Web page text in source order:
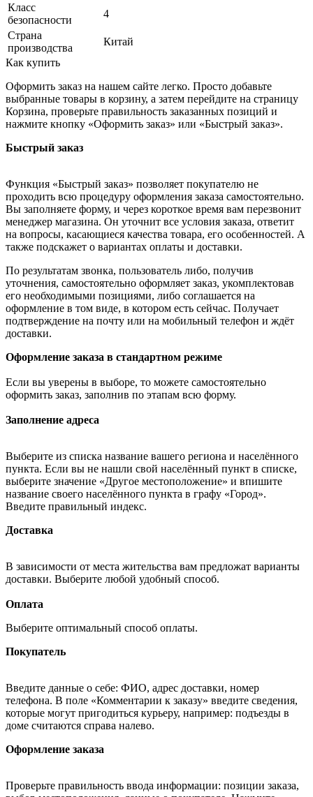
Класс
безопасности
4
Страна
производства
Китай
Как купить
Оформить заказ на нашем сайте легко. Просто добавьте
выбранные товары в корзину, а затем перейдите на страницу
Корзина, проверьте правильность заказанных позиций и
нажмите кнопку «Оформить заказ» или «Быстрый заказ».
Быстрый заказ
Функция «Быстрый заказ» позволяет покупателю не
проходить всю процедуру оформления заказа самостоятельно.
Вы заполняете форму, и через короткое время вам перезвонит
менеджер магазина. Он уточнит все условия заказа, ответит
на вопросы, касающиеся качества товара, его особенностей. А
также подскажет о вариантах оплаты и доставки.
По результатам звонка, пользователь либо, получив
уточнения, самостоятельно оформляет заказ, укомплектовав
его необходимыми позициями, либо соглашается на
оформление в том виде, в котором есть сейчас. Получает
подтверждение на почту или на мобильный телефон и ждёт
доставки.
Оформление заказа в стандартном режиме
Если вы уверены в выборе, то можете самостоятельно
оформить заказ, заполнив по этапам всю форму.
Заполнение адреса
Выберите из списка название вашего региона и населённого
пункта. Если вы не нашли свой населённый пункт в списке,
выберите значение «Другое местоположение» и впишите
название своего населённого пункта в графу «Город».
Введите правильный индекс.
Доставка
В зависимости от места жительства вам предложат варианты
доставки. Выберите любой удобный способ.
Оплата
Выберите оптимальный способ оплаты.
Покупатель
Введите данные о себе: ФИО, адрес доставки, номер
телефона. В поле «Комментарии к заказу» введите сведения,
которые могут пригодиться курьеру, например: подъезды в
доме считаются справа налево.
Оформление заказа
Проверьте правильность ввода информации: позиции заказа,